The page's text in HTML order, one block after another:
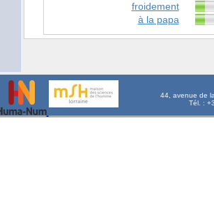
froidement
à la papa
44, avenue de
Tél. :